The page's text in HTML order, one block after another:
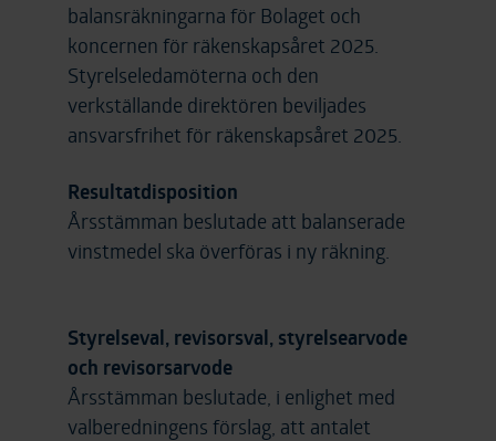
balansräkningarna för Bolaget och
koncernen för räkenskapsåret 2025.
Styrelseledamöterna och den
verkställande direktören beviljades
ansvarsfrihet för räkenskapsåret 2025.
Resultatdisposition
Årsstämman beslutade att balanserade
vinstmedel ska överföras i ny räkning.
Styrelseval, revisorsval, styrelsearvode
och revisorsarvode
Årsstämman beslutade, i enlighet med
valberedningens förslag, att antalet